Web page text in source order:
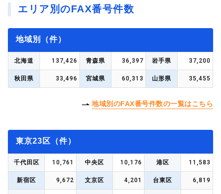
エリア別のFAX番号件数
地域別（件）
北海道 137,426 青森県 36,397 岩手県 37,200
秋田県 33,496 宮城県 60,313 山形県 35,455
地域別のFAX番号件数の一覧はこちら
東京23区（件）
千代田区 10,761 中央区 10,176 港区 11,583
新宿区 9,672 文京区 4,201 台東区 6,819